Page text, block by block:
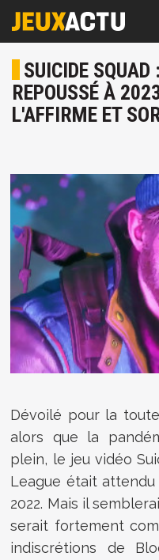
SUICIDE SQUAD
REPOUSSÉ À
L'AFFIRME ET
Dévoilé pour la
alors que la
plein, le jeu vidéo
League était
2022. Mais il
serait fortement
indiscrétions de